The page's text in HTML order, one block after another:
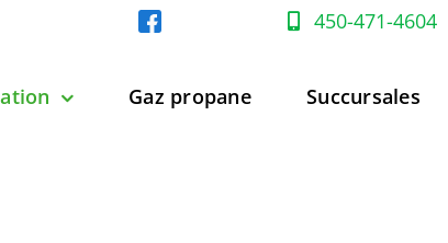
450-471-4604
Gaz propane Succursales